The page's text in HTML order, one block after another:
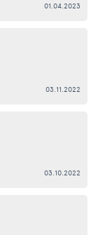
01.04.2023
03.11.2022
03.10.2022